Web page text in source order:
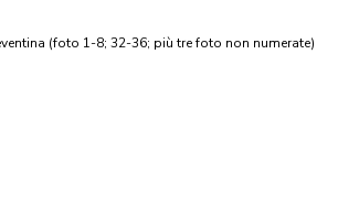
(foto 1-8; 32-36; più tre foto non numerate)